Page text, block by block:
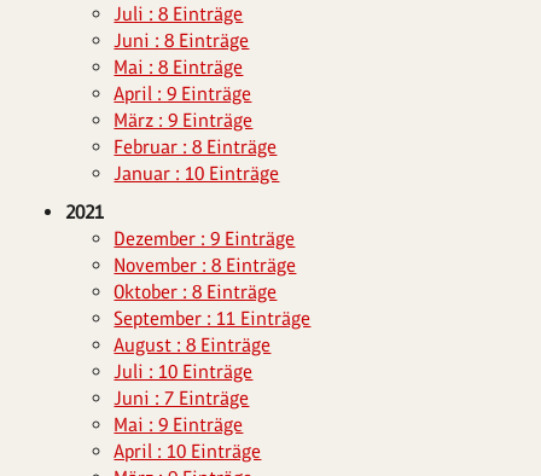
Juli : 8 Einträge
Juni : 8 Einträge
Mai : 8 Einträge
April : 9 Einträge
März : 9 Einträge
Februar : 8 Einträge
Januar : 10 Einträge
2021
Dezember : 9 Einträge
November : 8 Einträge
Oktober : 8 Einträge
September : 11 Einträge
August : 8 Einträge
Juli : 10 Einträge
Juni : 7 Einträge
Mai : 9 Einträge
April : 10 Einträge